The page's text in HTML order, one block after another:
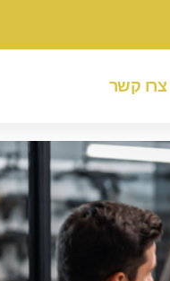
צרו קשר